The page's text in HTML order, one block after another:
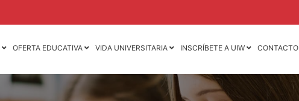
OFERTA EDUCATIVA
Licenciatura en
Contaduría Pública y
Licenciatura en
Mercadotecnia
VIDA UNIVERSITARIA INSCRÍBETE A UIW CONTACTO